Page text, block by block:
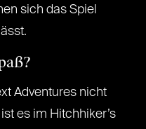
sich das Spiel
Adventures nicht
es im Hitchhiker’s